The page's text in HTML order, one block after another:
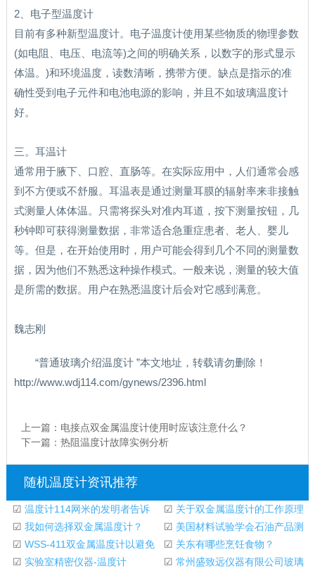
2、电子型温度计
目前有多种新型温度计。电子温度计使用某些物质的物理参数
(如电阻、电压、电流等)之间的明确关系，以数字的形式显示
体温。)和环境温度，读数清晰，携带方便。缺点是指示的准
确性受到电子元件和电池电源的影响，并且不如玻璃温度计
好。
三。耳温计
通常用于腋下、口腔、直肠等。在实际应用中，人们通常会感
到不方便或不舒服。耳温表是通过测量耳膜的辐射率来非接触
式测量人体体温。只需将探头对准内耳道，按下测量按钮，几
秒钟即可获得测量数据，非常适合急重症患者、老人、婴儿
等。但是，在开始使用时，用户可能会得到几个不同的测量数
据，因为他们不熟悉这种操作模式。一般来说，测量的较大值
是所需的数据。用户在熟悉温度计后会对它感到满意。
魏志刚
“普通玻璃介绍温度计 ”本文地址，转载请勿删除！
http://www.wdj114.com/gynews/2396.html
上一篇： 电接点双金属温度计使用时应该注意什么？
下一篇： 热阻温度计故障实例分析
随机温度计资讯推荐
☑ 温度计114网米的发明者告诉
温度计
☑ 关于双金属温度计的工作原理
☑ 我如何选择双金属温度计？ ☑ 美国材料试验学会石油产品测
试系列液体温度
☑ WSS-411双金属温度计以避免
盲目测量
☑ 关东有哪些烹饪食物？
☑ 实验室精密仪器-温度计 ☑ 常州盛致远仪器有限公司玻璃